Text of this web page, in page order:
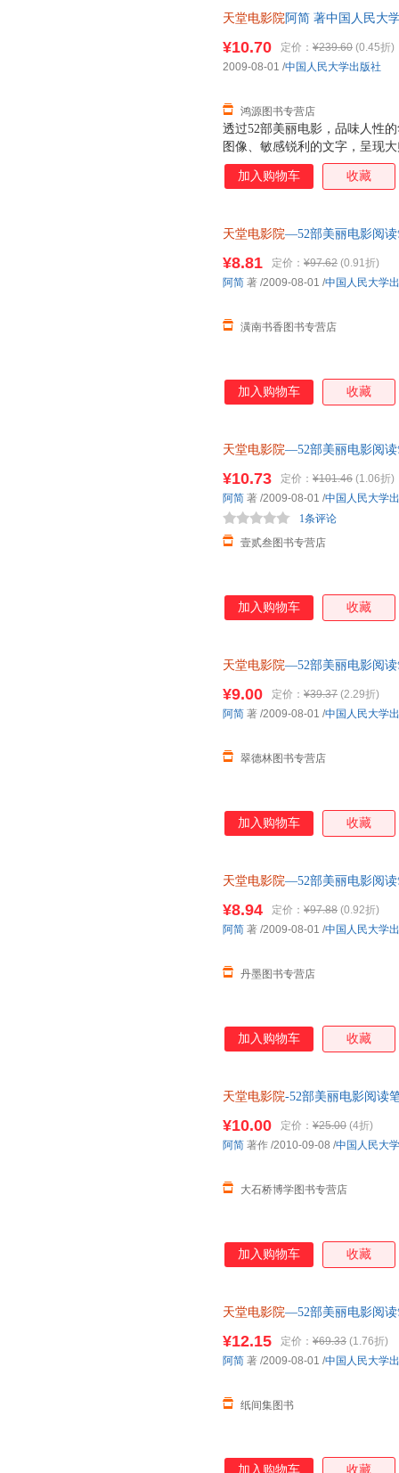
天堂电影院阿简 著中国人民大
透过52部美丽电影，品味人性
图像、敏感锐利的文字，呈现
感念。
¥10.70 定价： ¥239.60 (0.45折)
鸿源图书专营店
2009-08-01 /中国人民大学出版社
加入购物车 收藏
天堂电影院—52部美丽电影阅
¥8.81 定价： ¥97.62 (0.91折)
潢南书香图书专营店
阿简 著 /2009-08-01 /中国人民大学
加入购物车 收藏
天堂电影院—52部美丽电影阅读
¥10.73 定价： ¥101.46 (1.06折)
壹贰叁图书专营店
1条评论
阿简 著 /2009-08-01 /中国人民大学
加入购物车 收藏
天堂电影院—52部美丽电影阅读
¥9.00 定价： ¥39.37 (2.29折)
翠德林图书专营店
阿简 著 /2009-08-01 /中国人民大学
加入购物车 收藏
天堂电影院—52部美丽电影阅
¥8.94 定价： ¥97.88 (0.92折)
丹墨图书专营店
阿简 著 /2009-08-01 /中国人民大学
加入购物车 收藏
天堂电影院-52部美丽电影阅读
¥10.00 定价： ¥25.00 (4折)
大石桥博学图书专营店
阿简 著作 /2010-09-08 /中国人民大
加入购物车 收藏
天堂电影院—52部美丽电影阅读
¥12.15 定价： ¥69.33 (1.76折)
纸间集图书
阿简 著 /2009-08-01 /中国人民大学
加入购物车 收藏